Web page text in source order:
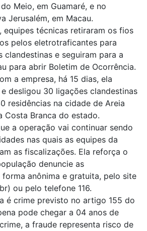
Meio, em Guamaré, e no
Jerusalém, em Macau.
equipes técnicas retiraram os fios
pelos eletrotraficantes para
clandestinas e seguiram para a
para abrir Boletim de Ocorrência.
a empresa, há 15 dias, ela
desligou 30 ligações clandestinas
residências na cidade de Areia
Costa Branca do estado.
a operação vai continuar sendo
nas quais as equipes da
as fiscalizações. Ela reforça o
denuncie as
forma anônima e gratuita, pelo site
ou pelo telefone 116.
é crime previsto no artigo 155 do
pode chegar a 04 anos de
a fraude representa risco de